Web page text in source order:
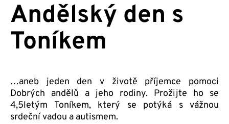
Andělský den s
Toníkem
…aneb jeden den v životě příjemce pomoci
Dobrých andělů a jeho rodiny. Prožijte ho se
4,5letým Toníkem, který se potýká s vážnou
srdeční vadou a autismem.